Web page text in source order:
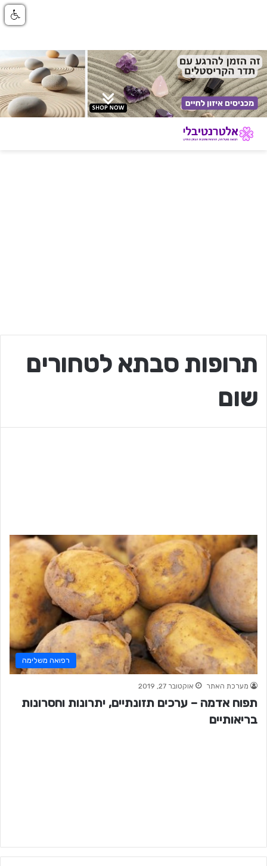
תרופות סבתא לטחורים
שום
רפואה משלימה
מערכת האתר אוקטובר 27, 2019
תפוח אדמה – ערכים תזונתיים, יתרונות וחסרונות
בריאותיים